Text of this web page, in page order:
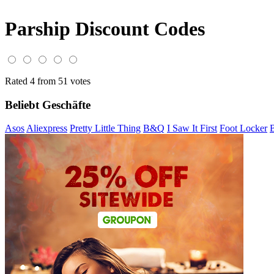
Parship Discount Codes
Rated 4 from 51 votes
Beliebt Geschäfte
Asos Aliexpress Pretty Little Thing B&Q I Saw It First Foot Locker